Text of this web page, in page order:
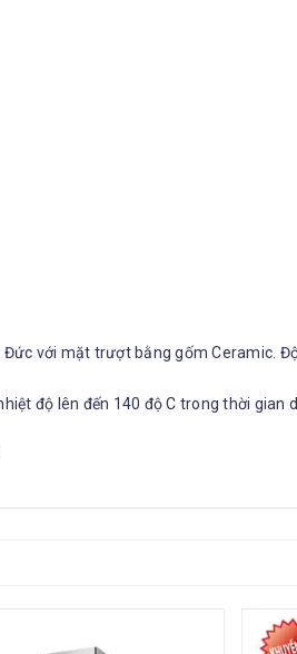
với mặt trượt bằng gốm Ceramic.
độ lên đến 140 độ C trong thời gian